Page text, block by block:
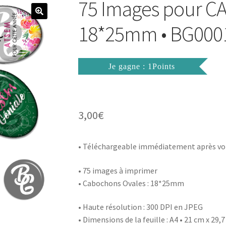
75 Images pour
18*25mm •
Je gagne : 1Points
3,00€
• Téléchargeable immédiatement après
• 75 images à imprimer
• Cabochons Ovales : 18*25mm
• Haute résolution : 300 DPI en JPEG
• Dimensions de la feuille : A4 • 21 cm x